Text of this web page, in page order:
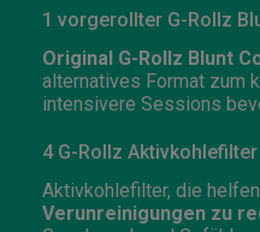
1 vorgerollter G-Rollz
Original G-Rollz Blunt
alternatives Format zum
intensivere Sessions
4 G-Rollz Aktivkohlefilter
Aktivkohlefilter, die
Verunreinigungen zu